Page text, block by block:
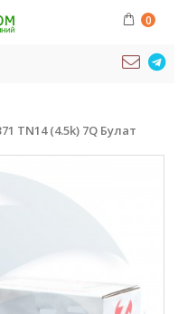
0
TN14 (4.5k) 7Q Булат